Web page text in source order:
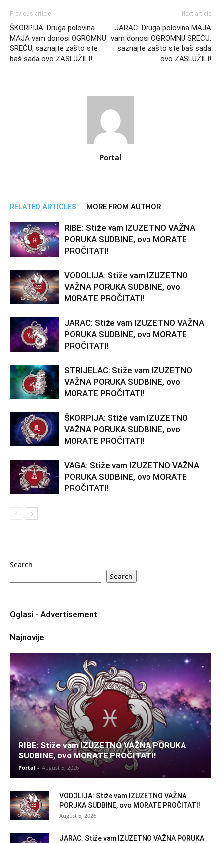
Previous article
ŠKORPIJA: Druga polovina
MAJA vam donosi OGROMNU
SREĆU, saznajte zašto ste
baš sada ovo ZASLUŽILI!
Next article
JARAC: Druga polovina MAJA
vam donosi OGROMNU SREĆU,
saznajte zašto ste baš sada
ovo ZASLUŽILI!
Portal
RELATED ARTICLES MORE FROM AUTHOR
RIBE: Stiže vam IZUZETNO VAŽNA
PORUKA SUDBINE, ovo MORATE
PROČITATI!
VODOLIJA: Stiže vam IZUZETNO
VAŽNA PORUKA SUDBINE, ovo
MORATE PROČITATI!
JARAC: Stiže vam IZUZETNO VAŽNA
PORUKA SUDBINE, ovo MORATE
PROČITATI!
STRIJELAC: Stiže vam IZUZETNO
VAŽNA PORUKA SUDBINE, ovo
MORATE PROČITATI!
ŠKORPIJA: Stiže vam IZUZETNO
VAŽNA PORUKA SUDBINE, ovo
MORATE PROČITATI!
VAGA: Stiže vam IZUZETNO VAŽNA
PORUKA SUDBINE, ovo MORATE
PROČITATI!
Search
Search
Oglasi - Advertisement
Najnovije
RIBE: Stiže vam IZUZETNO VAŽNA PORUKA
SUDBINE, ovo MORATE PROČITATI!
Portal - August 5, 2026
VODOLIJA: Stiže vam IZUZETNO VAŽNA
PORUKA SUDBINE, ovo MORATE PROČITATI!
August 5, 2026
JARAC: Stiže vam IZUZETNO VAŽNA PORUKA